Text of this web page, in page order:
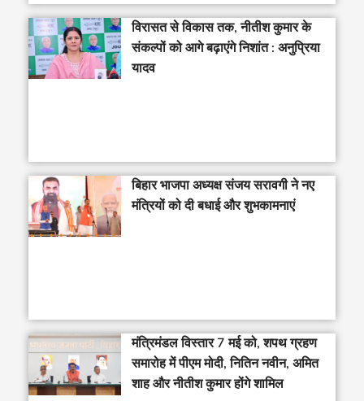
विरासत से विकास तक, नीतीश कुमार के
संकल्पों को आगे बढ़ाएंगे निशांत : अनुप्रिया
यादव
बिहार भाजपा अध्यक्ष संजय सरावगी ने नए
मंत्रियों को दी बधाई और शुभकामनाएं
मंत्रिमंडल विस्तार 7 मई को, शपथ ग्रहण
समारोह में पीएम मोदी, नितिन नवीन, अमित
शाह और नीतीश कुमार होंगे शामिल